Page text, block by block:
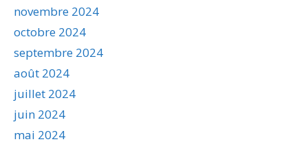
novembre 2024
octobre 2024
septembre 2024
août 2024
juillet 2024
juin 2024
mai 2024